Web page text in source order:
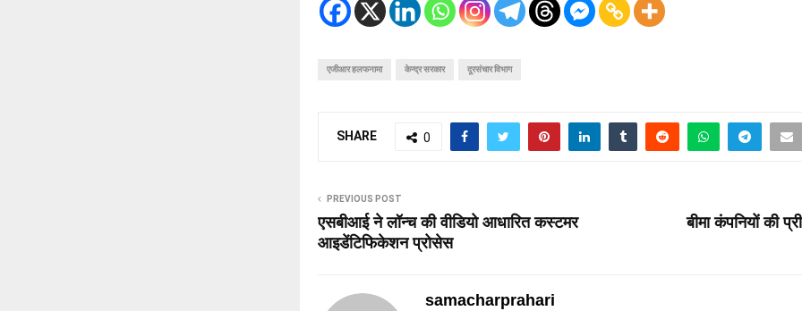
एजीआर हलफनामा केन्द्र सरकार दूरसंचार विभाग
SHARE 0
PREVIOUS POST
एसबीआई ने लॉन्च की वीडियो आधारित कस्‍टमर
आइडेंटिफिकेशन प्रोसेस
बीमा कंपनियों की
samacharprahari